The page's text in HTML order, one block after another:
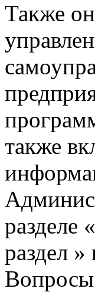
Также
также
разделе
раздел »
Вопросы